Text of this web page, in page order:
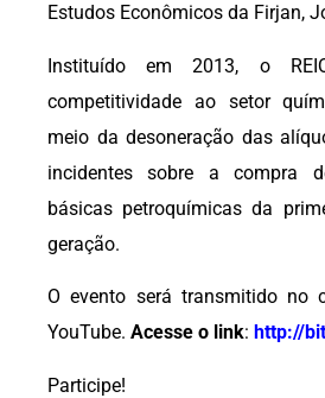
Estudos Econômicos da Firjan,
Instituído em 2013, o
competitividade ao setor
meio da desoneração das
incidentes sobre a compra
básicas petroquímicas da
geração.
O evento será transmitido no
YouTube. Acesse o link: http://
Participe!